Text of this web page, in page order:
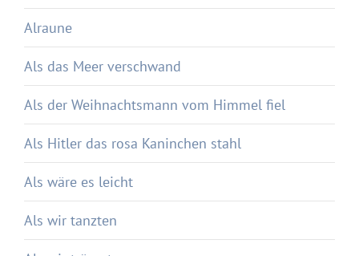
Alraune
Als das Meer verschwand
Als der Weihnachtsmann vom Himmel fiel
Als Hitler das rosa Kaninchen stahl
Als wäre es leicht
Als wir tanzten